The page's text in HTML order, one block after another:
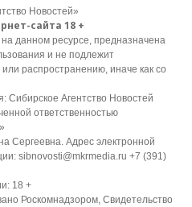
Новостей»
сайта 18 +
данном ресурсе, предназначена
и не подлежит
распространению, иначе как со
Сибирское Агентство Новостей
ответственностью
Сергеевна. Адрес электронной
sibnovosti@mkrmedia.ru +7 (391)
18 +
Роскомнадзором, Свидетельство